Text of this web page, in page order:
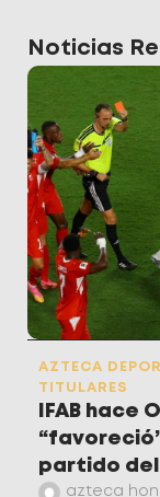
Noticias
AZTECA
TITULARES
IFAB hace
partido del
azteca